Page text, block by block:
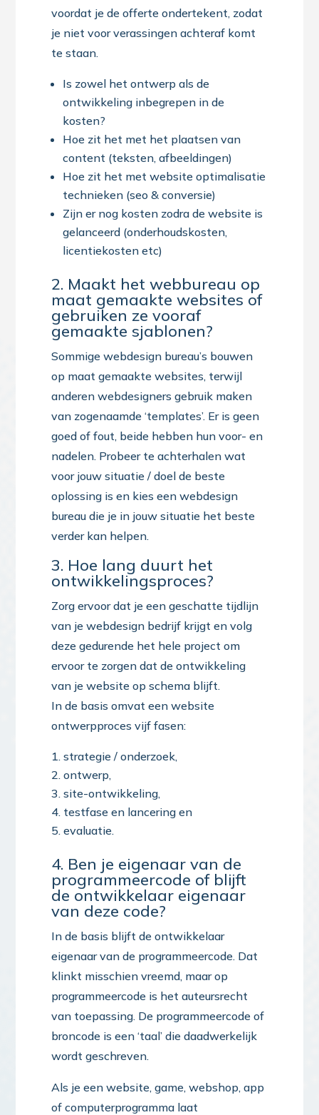
voordat je de offerte ondertekent, zodat
je niet voor verassingen achteraf komt
te staan.
Is zowel het ontwerp als de
ontwikkeling inbegrepen in de
kosten?
Hoe zit het met het plaatsen van
content (teksten, afbeeldingen)
Hoe zit het met website optimalisatie
technieken (seo & conversie)
Zijn er nog kosten zodra de website is
gelanceerd (onderhoudskosten,
licentiekosten etc)
2. Maakt het webbureau op
maat gemaakte websites of
gebruiken ze vooraf
gemaakte sjablonen?
Sommige webdesign bureau’s bouwen
op maat gemaakte websites, terwijl
anderen webdesigners gebruik maken
van zogenaamde ‘templates’. Er is geen
goed of fout, beide hebben hun voor- en
nadelen. Probeer te achterhalen wat
voor jouw situatie / doel de beste
oplossing is en kies een webdesign
bureau die je in jouw situatie het beste
verder kan helpen.
3. Hoe lang duurt het
ontwikkelingsproces?
Zorg ervoor dat je een geschatte tijdlijn
van je webdesign bedrijf krijgt en volg
deze gedurende het hele project om
ervoor te zorgen dat de ontwikkeling
van je website op schema blijft.
In de basis omvat een website
ontwerpproces vijf fasen:
strategie / onderzoek,
ontwerp,
site-ontwikkeling,
testfase en lancering en
evaluatie.
4. Ben je eigenaar van de
programmeercode of blijft
de ontwikkelaar eigenaar
van deze code?
In de basis blijft de ontwikkelaar
eigenaar van de programmeercode. Dat
klinkt misschien vreemd, maar op
programmeercode is het auteursrecht
van toepassing. De programmeercode of
broncode is een ‘taal’ die daadwerkelijk
wordt geschreven.
Als je een website, game, webshop, app
of computerprogramma laat